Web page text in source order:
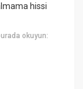
hissi
okuyun: